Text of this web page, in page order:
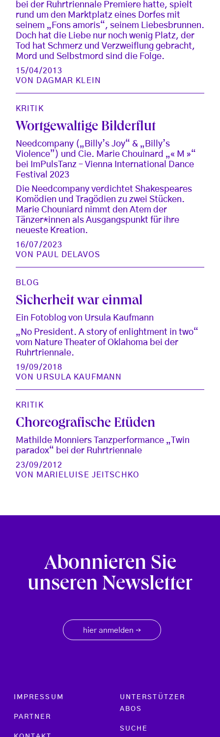
bei der Ruhrtriennale Premiere hatte, spielt
rund um den Marktplatz eines Dorfes mit
seinem „Fons amoris“, seinem Liebesbrunnen.
Doch hat die Liebe nur noch wenig Platz, der
Tod hat Schmerz und Verzweiflung gebracht,
Mord und Selbstmord sind die Folge.
15/04/2013
VON
DAGMAR KLEIN
KRITIK
Wortgewaltige Bilderflut
Needcompany („Billy’s Joy“ & „Billy’s
Violence”) und Cie. Marie Chouinard „« M »“
bei ImPulsTanz – Vienna International Dance
Festival 2023
Die Needcompany verdichtet Shakespeares
Komödien und Tragödien zu zwei Stücken.
Marie Chouniard nimmt den Atem der
Tänzer*innen als Ausgangspunkt für ihre
neueste Kreation.
16/07/2023
VON
PAUL DELAVOS
BLOG
Sicherheit war einmal
Ein Fotoblog von Ursula Kaufmann
„No President. A story of enlightment in two“
vom Nature Theater of Oklahoma bei der
Ruhrtriennale.
19/09/2018
VON URSULA KAUFMANN
KRITIK
Choreografische Etüden
Mathilde Monniers Tanzperformance „Twin
paradox“ bei der Ruhrtriennale
23/09/2012
VON MARIELUISE JEITSCHKO
Abonnieren Sie
unseren Newsletter
hier anmelden →
Footer menu
IMPRESSUM
PARTNER
UNTERSTÜTZER
ABOS
SUCHE